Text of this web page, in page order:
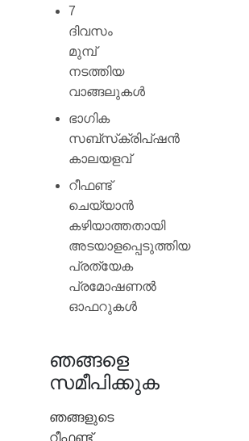
7
ദിവസം
മുമ്പ്
നടത്തിയ
വാങ്ങലുകൾ
ഭാഗിക
സബ്‌സ്‌ക്രിപ്‌ഷൻ
കാലയളവ്
റീഫണ്ട്
ചെയ്യാൻ
കഴിയാത്തതായി
അടയാളപ്പെടുത്തിയ
പ്രത്യേക
പ്രമോഷണൽ
ഓഫറുകൾ
ഞങ്ങളെ
സമീപിക്കുക
ഞങ്ങളുടെ
റീഫണ്ട്